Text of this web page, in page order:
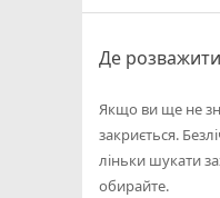
Де
Якщо ви ще не
закриється.
ліньки шукати
обирайте.